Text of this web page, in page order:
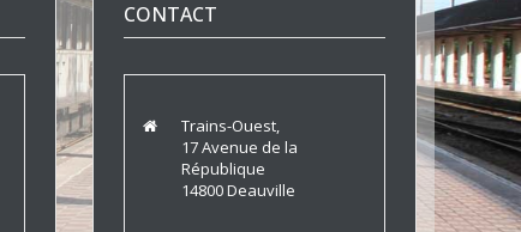
CONTACT
Trains-Ouest,
17 Avenue de la
République
14800 Deauville